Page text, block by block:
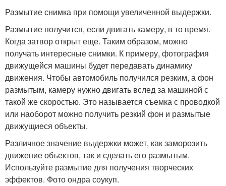
Размытие снимка при помощи увеличенной выдержки.
Размытие получится, если двигать камеру, в то время.
Когда затвор открыт еще. Таким образом, можно
получать интересные снимки. К примеру, фотография
движущейся машины будет передавать динамику
движения. Чтобы автомобиль получился резким, а фон
размытым, камеру нужно двигать вслед за машиной с
такой же скоростью. Это называется съемка с проводкой
или наоборот можно получить резкий фон и размытые
движущиеся объекты.
Различное значение выдержки может, как заморозить
движение объектов, так и сделать его размытым.
Используйте размытие для получения творческих
эффектов. Фото ондра соукуп.